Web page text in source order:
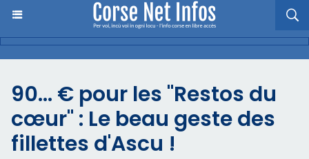
90... € pour les "Restos du
cœur" : Le beau geste des
fillettes d'Ascu !